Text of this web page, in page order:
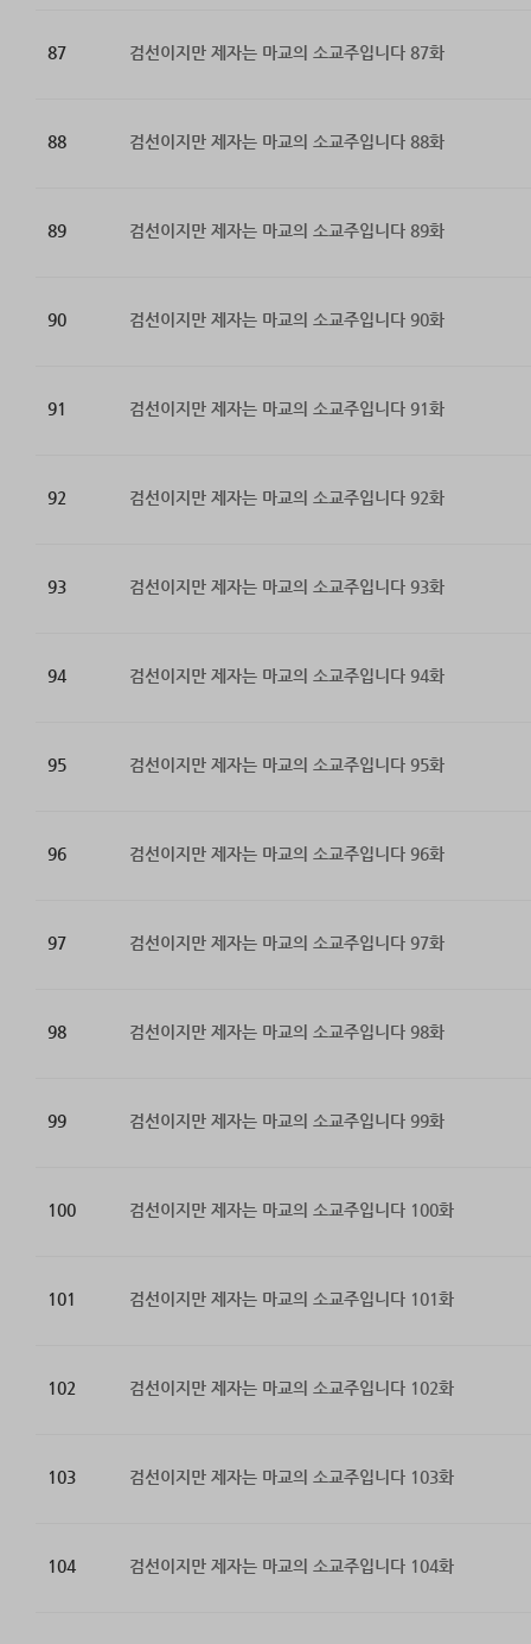
87 검선이지만 제자는 마교의 소교주입니다 87화
88 검선이지만 제자는 마교의 소교주입니다 88화
89 검선이지만 제자는 마교의 소교주입니다 89화
90 검선이지만 제자는 마교의 소교주입니다 90화
91 검선이지만 제자는 마교의 소교주입니다 91화
92 검선이지만 제자는 마교의 소교주입니다 92화
93 검선이지만 제자는 마교의 소교주입니다 93화
94 검선이지만 제자는 마교의 소교주입니다 94화
95 검선이지만 제자는 마교의 소교주입니다 95화
96 검선이지만 제자는 마교의 소교주입니다 96화
97 검선이지만 제자는 마교의 소교주입니다 97화
98 검선이지만 제자는 마교의 소교주입니다 98화
99 검선이지만 제자는 마교의 소교주입니다 99화
100 검선이지만 제자는 마교의 소교주입니다 100화
101 검선이지만 제자는 마교의 소교주입니다 101화
102 검선이지만 제자는 마교의 소교주입니다 102화
103 검선이지만 제자는 마교의 소교주입니다 103화
104 검선이지만 제자는 마교의 소교주입니다 104화